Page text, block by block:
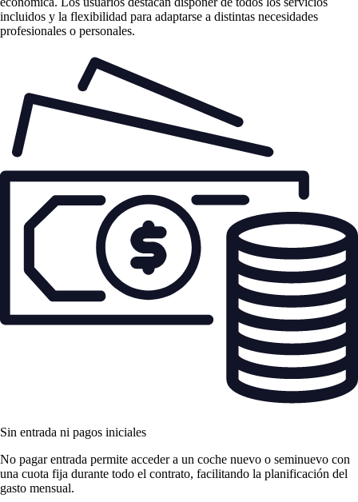
incluidos y la flexibilidad para adaptarse a distintas necesidades
profesionales o personales.
Sin entrada ni pagos iniciales
No pagar entrada permite acceder a un coche nuevo o seminuevo con
una cuota fija durante todo el contrato, facilitando la planificación del
gasto mensual.